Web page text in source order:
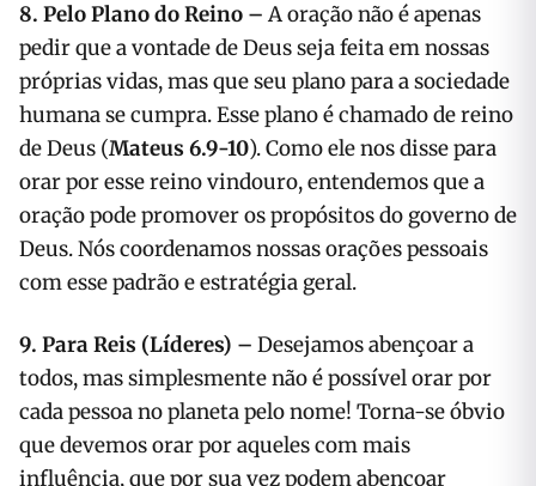
8. Pelo Plano do Reino – A oração não é apenas
pedir que a vontade de Deus seja feita em nossas
próprias vidas, mas que seu plano para a sociedade
humana se cumpra. Esse plano é chamado de reino
de Deus (Mateus 6.9-10). Como ele nos disse para
orar por esse reino vindouro, entendemos que a
oração pode promover os propósitos do governo de
Deus. Nós coordenamos nossas orações pessoais
com esse padrão e estratégia geral.
9. Para Reis (Líderes) – Desejamos abençoar a
todos, mas simplesmente não é possível orar por
cada pessoa no planeta pelo nome! Torna-se óbvio
que devemos orar por aqueles com mais
influência, que por sua vez podem abençoar